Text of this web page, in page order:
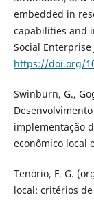
embedded in
capabilities and
Social Enterprise
https://doi.org/
Swinburn, G.,
implementação
econômico local
Tenório, F. G.
local: critérios de